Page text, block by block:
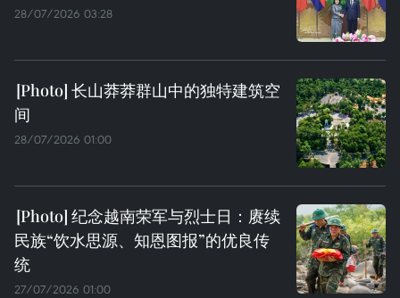
28/07/2026 03:28
长山莽莽群山中的独特建筑空
间
28/07/2026 01:00
纪念越南荣军与烈士日：赓续
民族“饮水思源、知恩图报”的优良传
统
27/07/2026 01:00